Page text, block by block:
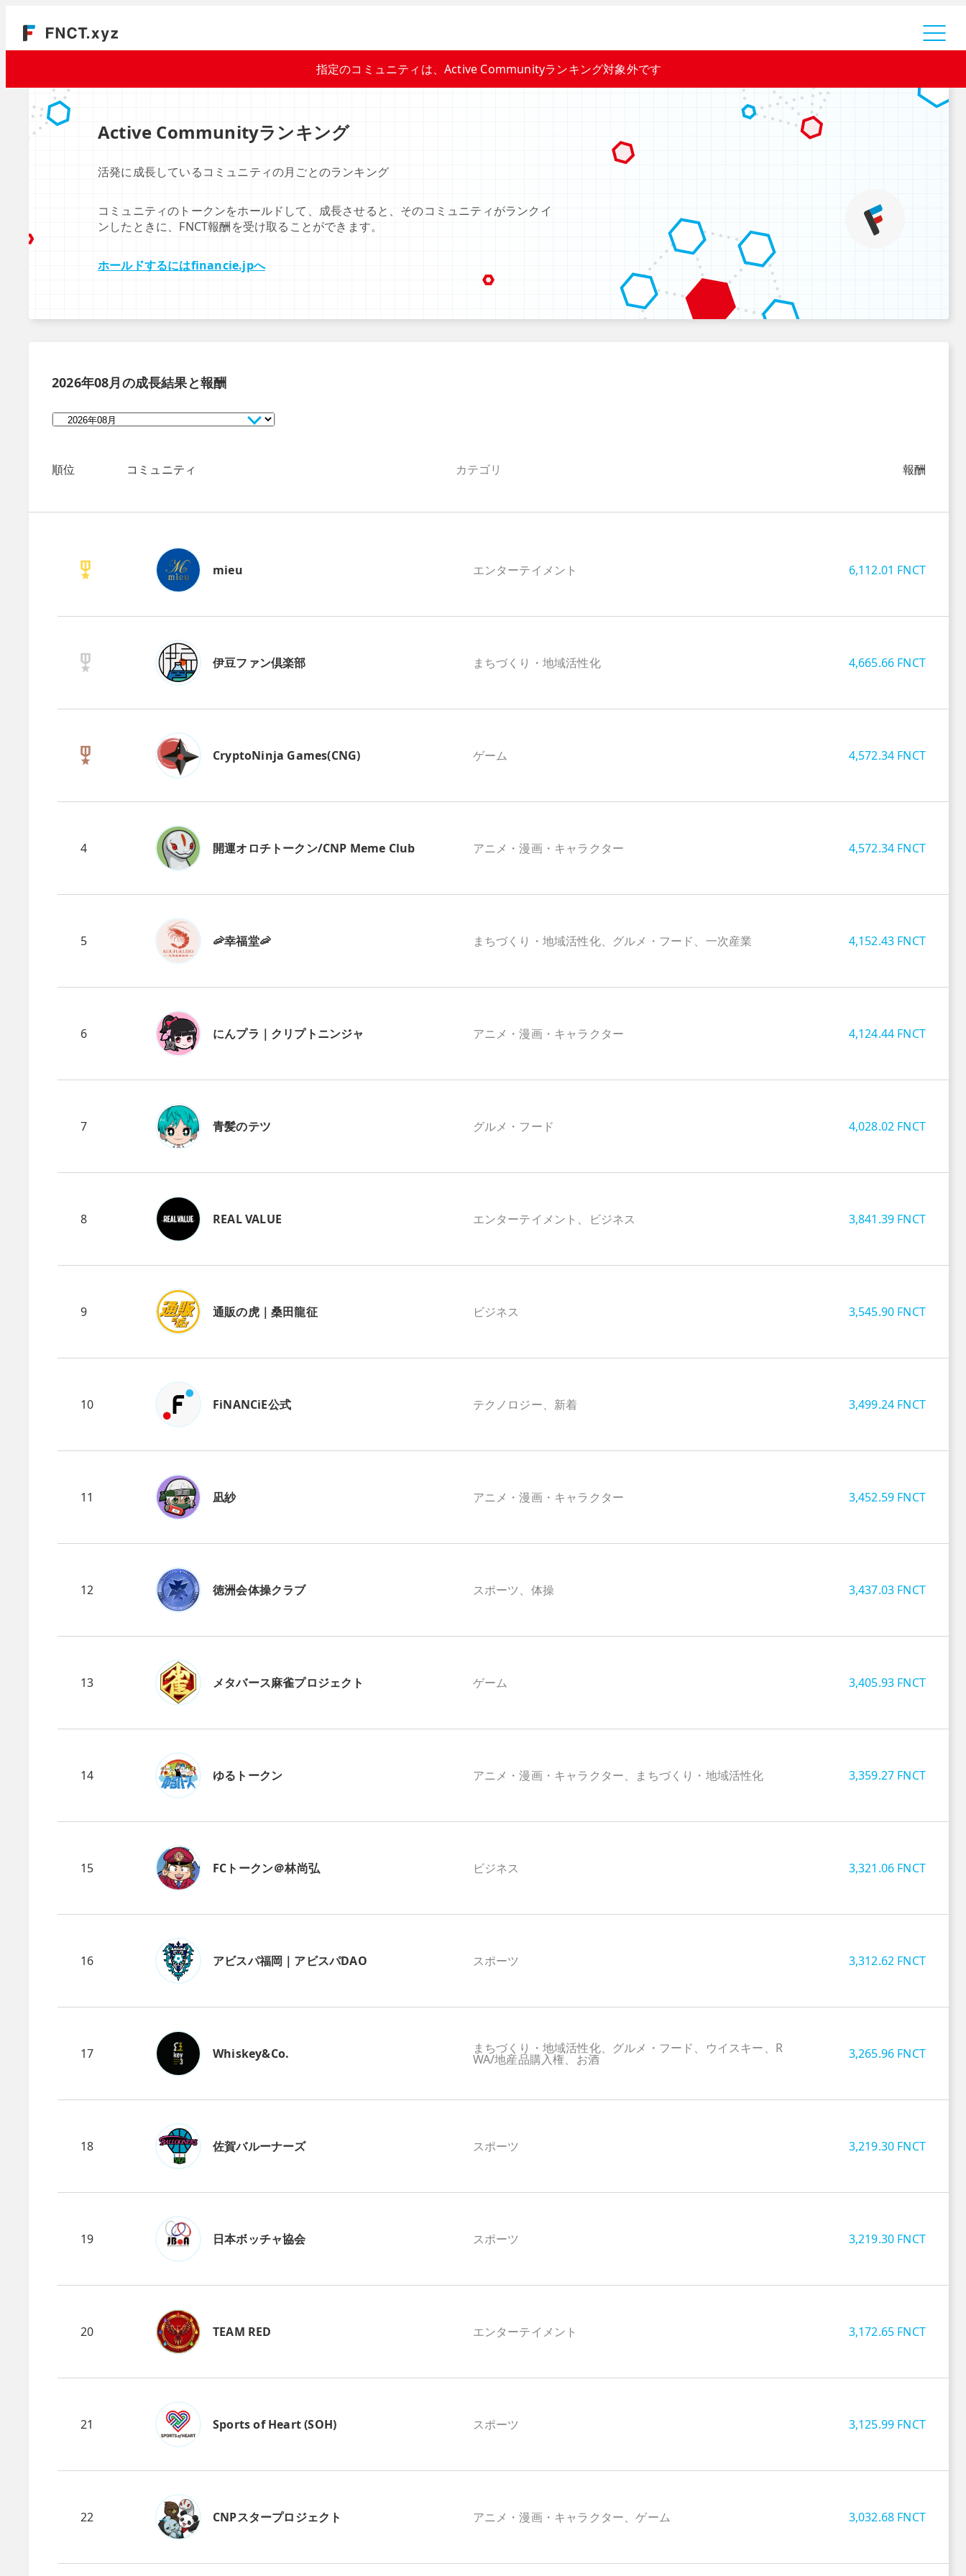
指定のコミュニティは、Active Communityランキング対象外です
Active Communityランキング
活発に成長しているコミュニティの月ごとのランキング
コミュニティのトークンをホールドして、成長させると、そのコミュニティがランクイ
ンしたときに、FNCT報酬を受け取ることができます。
ホールドするにはfinancie.jpへ
2026年08月の成長結果と報酬
順位 コミュニティ カテゴリ 報酬
mieu エンターテイメント 6,112.01 FNCT
伊豆ファン倶楽部 まちづくり・地域活性化 4,665.66 FNCT
CryptoNinja Games(CNG) ゲーム 4,572.34 FNCT
4 開運オロチトークン/CNP Meme Club アニメ・漫画・キャラクター 4,572.34 FNCT
5 🦐幸福堂🦐 まちづくり・地域活性化、グルメ・フード、一次産業 4,152.43 FNCT
6 にんプラ｜クリプトニンジャ アニメ・漫画・キャラクター 4,124.44 FNCT
7 青髪のテツ グルメ・フード 4,028.02 FNCT
8 REAL VALUE エンターテイメント、ビジネス 3,841.39 FNCT
9 通販の虎｜桑田龍征 ビジネス 3,545.90 FNCT
10 FiNANCiE公式 テクノロジー、新着 3,499.24 FNCT
11 凪紗 アニメ・漫画・キャラクター 3,452.59 FNCT
12 徳洲会体操クラブ スポーツ、体操 3,437.03 FNCT
13 メタバース麻雀プロジェクト ゲーム 3,405.93 FNCT
14 ゆるトークン アニメ・漫画・キャラクター、まちづくり・地域活性化 3,359.27 FNCT
15 FCトークン＠林尚弘 ビジネス 3,321.06 FNCT
16 アビスパ福岡｜アビスパDAO スポーツ 3,312.62 FNCT
17 Whiskey&Co. まちづくり・地域活性化、グルメ・フード、ウイスキー、R
WA/地産品購入権、お酒 3,265.96 FNCT
18 佐賀バルーナーズ スポーツ 3,219.30 FNCT
19 日本ボッチャ協会 スポーツ 3,219.30 FNCT
20 TEAM RED エンターテイメント 3,172.65 FNCT
21 Sports of Heart (SOH) スポーツ 3,125.99 FNCT
22 CNPスタープロジェクト アニメ・漫画・キャラクター、ゲーム 3,032.68 FNCT